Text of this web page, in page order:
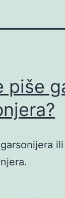
piše